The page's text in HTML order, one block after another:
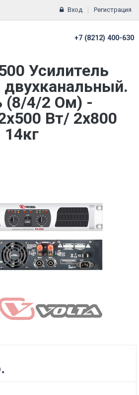
Вход Регистрация
+7 (8212) 400-630
Усилитель
(8/4/2 Ом) -
Вт/ 2х800
14кг